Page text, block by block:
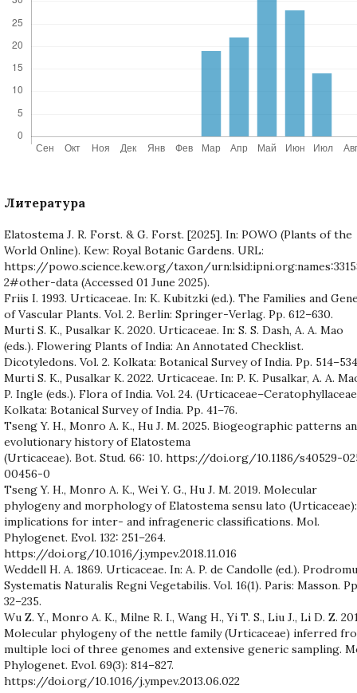
Литература
Elatostema J. R. Forst. & G. Forst. [2025]. In: POWO (Plants of the
World Online). Kew: Royal Botanic Gardens. URL:
https://powo.science.kew.org/taxon/
2#other-data (Accessed 01 June 2025).
Friis I. 1993. Urticaceae. In: K. Kubitzki (ed.). The Families and
of Vascular Plants. Vol. 2. Berlin: Springer-Verlag. Pp. 612–630.
Murti S. K., Pusalkar K. 2020. Urticaceae. In: S. S. Dash, A. A. Mao
(eds.). Flowering Plants of India: An Annotated Checklist.
Dicotyledons. Vol. 2. Kolkata: Botanical Survey of India. Pp.
Murti S. K., Pusalkar K. 2022. Urticaceae. In: P. K. Pusalkar, A. A.
P. Ingle (eds.). Flora of India. Vol. 24.
Kolkata: Botanical Survey of India. Pp. 41–76.
Tseng Y. H., Monro A. K., Hu J. M. 2025. Biogeographic patterns
evolutionary history of Elatostema
(Urticaceae). Bot. Stud. 66: 10. https://doi.org/10.1186/s40529-
00456-0
Tseng Y. H., Monro A. K., Wei Y. G., Hu J. M. 2019. Molecular
phylogeny and morphology of Elatostema sensu lato (Urticaceae):
implications for inter- and infrageneric classifications. Mol.
Phylogenet. Evol. 132: 251–264.
https://doi.org/10.1016/j.ympev.2018.11.016
Weddell H. A. 1869. Urticaceae. In: A. P. de Candolle (ed.).
Systematis Naturalis Regni Vegetabilis. Vol. 16(1). Paris: Masson.
32–235.
Wu Z. Y., Monro A. K., Milne R. I., Wang H., Yi T. S., Liu J., Li D. Z.
Molecular phylogeny of the nettle family (Urticaceae) inferred
multiple loci of three genomes and extensive generic sampling.
Phylogenet. Evol. 69(3): 814–827.
https://doi.org/10.1016/j.ympev.2013.06.022